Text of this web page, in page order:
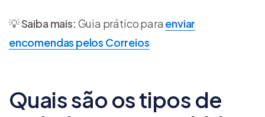
💡Saiba mais: Guia prático para enviar
encomendas pelos Correios
Quais são os tipos de